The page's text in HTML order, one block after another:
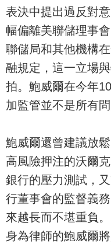
表決中提出過反對
幅偏離美聯儲理事
聯儲局和其他機構
融規定，這一立場
拍。鮑威爾在今年
加監管並不是所有
鮑威爾還曾建議放
高風險押注的沃爾
銀行的壓力測試，
行董事會的監督義
來越長而不堪重負。
身為律師的鮑威爾